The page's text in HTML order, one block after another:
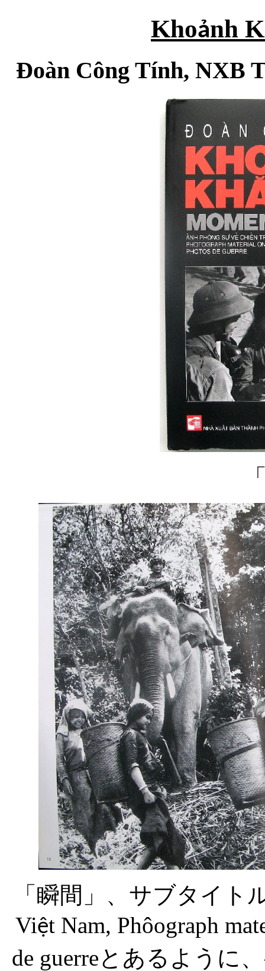
Khoảnh
Đoàn Công Tính, NXB
「瞬間」、サブタイト
Việt Nam, Phôograph
de guerreとあるように